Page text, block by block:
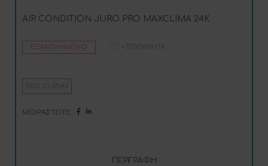
AIR CONDITION JURO PRO MAXCLIMA 24K
ΕΞΑΝΤΛΗΜΈΝΟ + ΕΠΙΘΥΜΗΤΆ
SKU:
ΜΟΙΡΑΣΤΕΊΤΕ:
ΠΕΡΙΓΡΑΦΉ